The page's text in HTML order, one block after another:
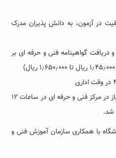
در آزمون، به دانش پذیران مدرک
گواهینامه فنی و حرفه ای بر
کلاس ها در دانشگاه و در صورت نیاز در مرکز فنی و حرفه ای در ساعات ۱۲
با همکاری سازمان آموزش فنی و